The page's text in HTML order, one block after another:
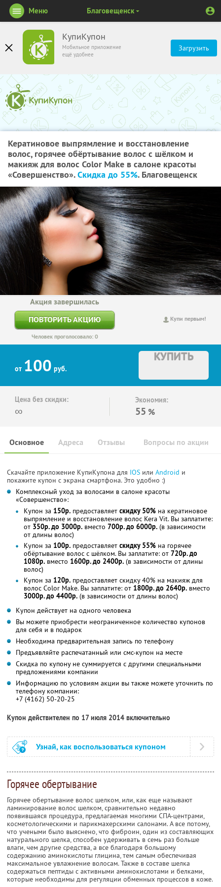
КупиКупон
Мобильное приложение
ещё удобнее
Загрузить
Меню Благовещенск
Кератиновое выпрямление и восстановление
волос, горячее обёртывание волос с шёлком и
макияж для волос Color Make в салоне красоты
«Совершенство».Скидка до 55%. Благовещенск
Купи первым!
Акция завершилась
ПОВТОРИТЬ АКЦИЮ
Человек проголосовало: 0
от 100 руб.
КУПИТЬ
Цена без скидки:
∞
Экономия:
55 %
Основное Отзывы Вопросы по акции
Адреса
Скачайте приложение КупиКупона для IOS или Android и
покажите купон с экрана смартфона. Это удобно :)
Комплексный уход за волосами в салоне красоты
«Совершенство»:
Купон за 150р. предоставляет скидку 50% на кератиновое
выпрямление и восстановление волос Kera Vit. Вы заплатите:
от 350р. до 3000р. вместо 700р. до 6000р. (в зависимости
от длины волос)
Купон за 100р. предоставляет скидку 55% на горячее
обёртывание волос с шёлком. Вы заплатите: от 720р. до
1080р. вместо 1600р. до 2400р. (в зависимости от длины
волос)
Купон за 120р. предоставляет скидку 40% на макияж для
волос Color Make. Вы заплатите: от 1800р. до 2640р. вместо
3000р. до 4400р. (в зависимости от длины волос)
Купон действует на одного человека
Вы можете приобрести неограниченное количество купонов
для себя и в подарок
Необходима предварительная запись по телефону
Предъявляйте распечатанный или смс-купон на месте
Скидка по купону не суммируется с другими специальными
предложениями компании
Информацию по условиям акции вы также можете уточнить по
телефону компании:
+7 (4162) 50-20-25
Купон действителен по 17 июля 2014 включительно
Узнай, как воспользоваться купоном
Горячее обертывание
Горячее обертывание волос шелком, или, как еще называют
ламинирование волос шелком, сравнительно недавно
появившаяся процедура, предлагаемая многими СПА-центрами,
косметологическими и парикмахерскими салонами. А все потому,
что учеными было выяснено, что фиброин, один из составляющих
натурального шелка, способен удерживать в семь раз больше
влаги, чем другие средства, а все благодаря большому
содержанию аминокислоты глицина, тем самым обеспечивая
максимальное увлажнение волосам. Также в составе шелка
содержаться пептиды с активными аминокислотами и белками,
которые необходимы для регуляции обменных процессов в коже.